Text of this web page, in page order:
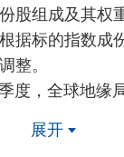
股组成及其权
据标的指数成
整。
度，全球地缘
全球复苏节奏
展开